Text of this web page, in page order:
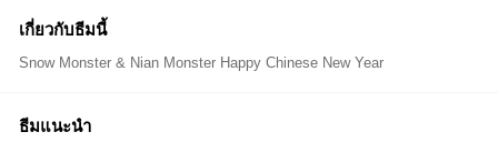
เกี่ยวกับธีมนี้
Snow Monster & Nian Monster Happy Chinese New Year
ธีมแนะนำ